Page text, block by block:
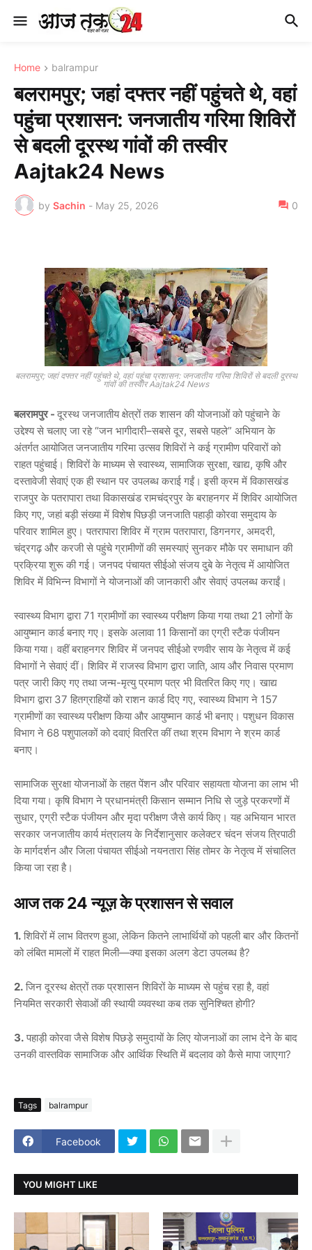
Home balrampur
बलरामपुर; जहां दफ्तर नहीं पहुंचते थे, वहां
पहुंचा प्रशासन: जनजातीय गरिमा शिविरों
से बदली दूरस्थ गांवों की तस्वीर
Aajtak24 News
by Sachin - May 25, 2026 0
बलरामपुर; जहां दफ्तर नहीं पहुंचते थे, वहां पहुंचा प्रशासन: जनजातीय गरिमा शिविरों से बदली दूरस्थ
गांवों की तस्वीर Aajtak24 News
बलरामपुर - दूरस्थ जनजातीय क्षेत्रों तक शासन की योजनाओं को पहुंचाने के
उद्देश्य से चलाए जा रहे“जन भागीदारी–सबसे दूर, सबसे पहले” अभियान के
अंतर्गत आयोजित जनजातीय गरिमा उत्सव शिविरों ने कई ग्रामीण परिवारों को
राहत पहुंचाई। शिविरों के माध्यम से स्वास्थ्य, सामाजिक सुरक्षा, खाद्य, कृषि और
दस्तावेजी सेवाएं एक ही स्थान पर उपलब्ध कराई गईं। इसी क्रम में विकासखंड
राजपुर केपतरापारातथा विकासखंड रामचंद्रपुर केबराहनगर में शिविर आयोजित
किए गए, जहां बड़ी संख्या में विशेष पिछड़ी जनजाति पहाड़ी कोरवा समुदाय के
परिवार शामिल हुए। पतरापारा शिविर में ग्राम पतरापारा, डिगनगर, अमदरी,
चंद्रगढ़ और करजी से पहुंचे ग्रामीणों की समस्याएं सुनकर मौके पर समाधान की
प्रक्रिया शुरू की गई। जनपद पंचायत सीईओसंजय दुबेके नेतृत्व में आयोजित
शिविर में विभिन्न विभागों ने योजनाओं की जानकारी और सेवाएं उपलब्ध कराईं।
स्वास्थ्य विभाग द्वारा 71 ग्रामीणों का स्वास्थ्य परीक्षण किया गया तथा 21 लोगों के
आयुष्मान कार्ड बनाए गए। इसके अलावा 11 किसानों का एग्री स्टैक पंजीयन
किया गया। वहीं बराहनगर शिविर में जनपद सीईओरणवीर सायके नेतृत्व में कई
विभागों ने सेवाएं दीं। शिविर में राजस्व विभाग द्वारा जाति, आय और निवास प्रमाण
पत्र जारी किए गए तथा जन्म-मृत्यु प्रमाण पत्र भी वितरित किए गए। खाद्य
विभाग द्वारा 37 हितग्राहियों को राशन कार्ड दिए गए, स्वास्थ्य विभाग ने 157
ग्रामीणों का स्वास्थ्य परीक्षण किया और आयुष्मान कार्ड भी बनाए। पशुधन विकास
विभाग ने 68 पशुपालकों को दवाएं वितरित कीं तथा श्रम विभाग ने श्रम कार्ड
बनाए।
सामाजिक सुरक्षा योजनाओं के तहत पेंशन और परिवार सहायता योजना का लाभ भी
दिया गया। कृषि विभाग ने प्रधानमंत्री किसान सम्मान निधि से जुड़े प्रकरणों में
सुधार, एग्री स्टैक पंजीयन और मृदा परीक्षण जैसे कार्य किए। यह अभियान भारत
सरकार जनजातीय कार्य मंत्रालयके निर्देशानुसार कलेक्टर चंदन संजय त्रिपाठी
के मार्गदर्शन और जिला पंचायत सीईओनयनतारा सिंह तोमर के नेतृत्व में संचालित
किया जा रहा है।
आज तक 24 न्यूज़ के प्रशासन से सवाल
1. शिविरों में लाभ वितरण हुआ, लेकिन कितने लाभार्थियों को पहली बार और कितनों
को लंबित मामलों में राहत मिली—क्या इसका अलग डेटा उपलब्ध है?
2. जिन दूरस्थ क्षेत्रों तक प्रशासन शिविरों के माध्यम से पहुंच रहा है, वहां
नियमित सरकारी सेवाओं की स्थायी व्यवस्था कब तक सुनिश्चित होगी?
3. पहाड़ी कोरवा जैसे विशेष पिछड़े समुदायों के लिए योजनाओं का लाभ देने के बाद
उनकी वास्तविक सामाजिक और आर्थिक स्थिति में बदलाव को कैसे मापा जाएगा?
Tags balrampur
Facebook
YOU MIGHT LIKE